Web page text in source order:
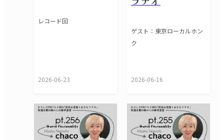
レコード回
2026-06-23
ゲスト：東京ローカルホン
ク
2026-06-16